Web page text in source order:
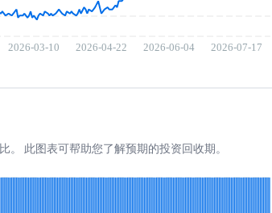
此图表可帮助您了解预期的投资回收期。